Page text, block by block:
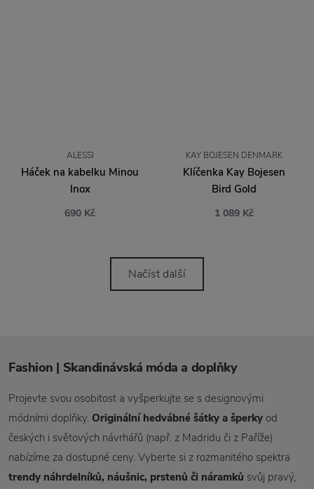
ALESSI
Háček na kabelku Minou
Inox
690 Kč
KAY BOJESEN DENMARK
Klíčenka Kay Bojesen
Bird Gold
1 089 Kč
Načíst další
Fashion | Skandinávská móda a doplňky
Projevte svou osobitost a vyšperkujte se s designovými
módními doplňky. Originální hedvábné šátky a šperky od
českých i světových návrhářů (např. z Madridu či z Paříže)
nabízíme za dostupné ceny. Vyberte si z rozmanitého spektra
trendy náhrdelníků, náušnic, prstenů či náramků svůj pravý,